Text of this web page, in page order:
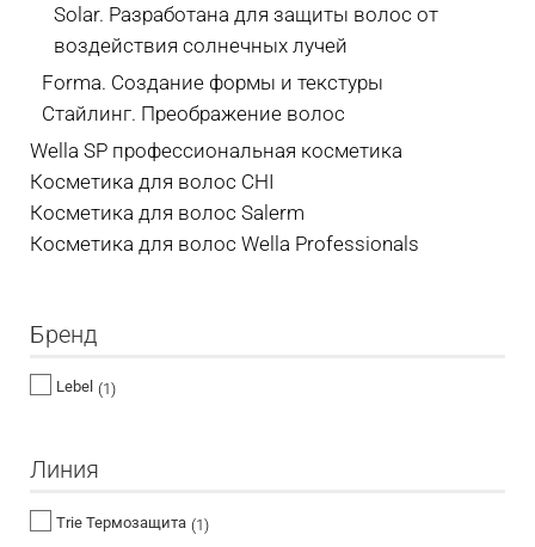
Solar. Разработана для защиты волос от
воздействия солнечных лучей
Forma. Создание формы и текстуры
Стайлинг. Преображение волос
Wella SP профессиональная косметика
Косметика для волос CHI
Косметика для волос Salerm
Косметика для волос Wella Professionals
Бренд
Lebel (1)
Линия
Trie Термозащита (1)